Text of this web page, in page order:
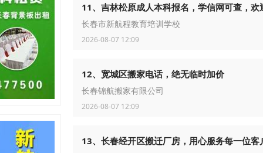
11、吉林松原成人本科报名，学信网可查，欢
长春市新航程教育培训学校
2026-08-07 12:09
12、宽城区搬家电话，绝无临时加价
长春锦航搬家有限公司
2026-08-07 12:09
13、长春经开区搬迁厂房，用心服务每一位客